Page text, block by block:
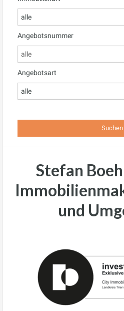
alle
Angebotsnummer
Angebotsart
alle
Stefan
und